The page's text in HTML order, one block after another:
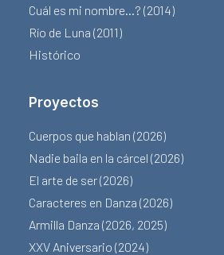
Cuál es mi nombre…? (2014)
Río de Luna (2011)
Histórico
Proyectos
Cuerpos que hablan (2026)
Nadie baila en la cárcel (2026)
El arte de ser (2026)
Caracteres en Danza (2026)
Armilla Danza (2026, 2025)
XXV Aniversario (2024)